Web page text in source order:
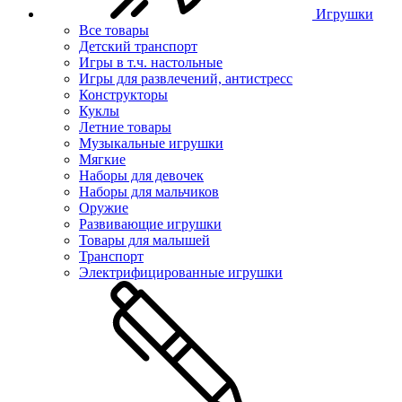
Игрушки
Все товары
Детский транспорт
Игры в т.ч. настольные
Игры для развлечений, антистресс
Конструкторы
Куклы
Летние товары
Музыкальные игрушки
Мягкие
Наборы для девочек
Наборы для мальчиков
Оружие
Развивающие игрушки
Товары для малышей
Транспорт
Электрифицированные игрушки